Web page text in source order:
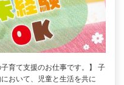
育て支援のお仕事です。】 子
おいて、児童と生活を共に